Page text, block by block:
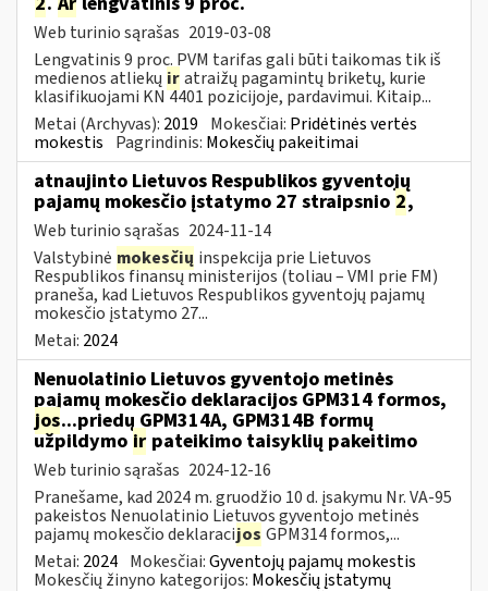
Web turinio sąrašas 2019-03-08
Lengvatinis 9 proc. PVM tarifas gali būti taikomas tik iš
medienos atliekų iratraižų pagamintų briketų, kurie
klasifikuojami KN 4401 pozicijoje, pardavimui. Kitaip...
Metai (Archyvas): 2019 Mokesčiai: Pridėtinės vertės
mokestis Pagrindinis: Mokesčių pakeitimai
atnaujinto Lietuvos Respublikos gyventojų
pajamų mokesčio įstatymo 27 straipsnio 2,
Web turinio sąrašas 2024-11-14
Valstybinė mokesčių inspekcija prie Lietuvos
Respublikos finansų ministerijos (toliau – VMI prie FM)
praneša, kad Lietuvos Respublikos gyventojų pajamų
mokesčio įstatymo 27...
Metai: 2024
Nenuolatinio Lietuvos gyventojo metinės
pajamų mokesčio deklaracijos GPM314 formos,
jos...priedų GPM314A, GPM314B formų
užpildymo ir pateikimo taisyklių pakeitimo
Web turinio sąrašas 2024-12-16
Pranešame, kad 2024 m. gruodžio 10 d. įsakymu Nr. VA-95
pakeistos Nenuolatinio Lietuvos gyventojo metinės
pajamų mokesčio deklaracijos GPM314 formos,...
Metai: 2024 Mokesčiai:Gyventojų pajamų mokestis
Mokesčių žinyno kategorijos: Mokesčių įstatymų